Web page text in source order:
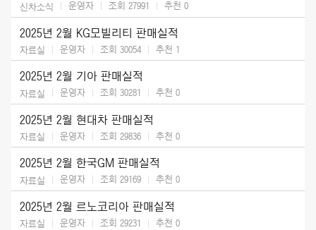
신차소식 운영자 조회 27991 추천 0
2025년 2월 KG모빌리티 판매실적
자료실 운영자 조회 30054 추천 1
2025년 2월 기아 판매실적
자료실 운영자 조회 30281 추천 0
2025년 2월 현대차 판매실적
자료실 운영자 조회 29836 추천 0
2025년 2월 한국GM 판매실적
자료실 운영자 조회 29169 추천 0
2025년 2월 르노코리아 판매실적
자료실 운영자 조회 29231 추천 0